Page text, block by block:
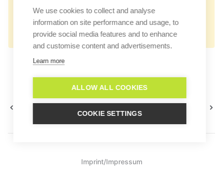
https://docs.userlike.com/features/ai-
automation-hub/create-a-central-
knowledge-base/add-a-new-answer
Imprint/Impressum
We use cookies to collect and analyse
information on site performance and usage, to
provide social media features and to enhance
and customise content and advertisements.
Learn more
ALLOW ALL COOKIES
COOKIE SETTINGS